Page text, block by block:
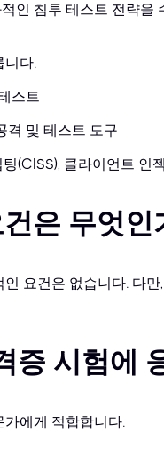
인 침투 테스트 전략을
니다.
스트
격 및 테스트 도구
(CISS), 클라이언트 인
은 무엇인
요건은 없습니다. 다
증 시험에
에게 적합합니다.